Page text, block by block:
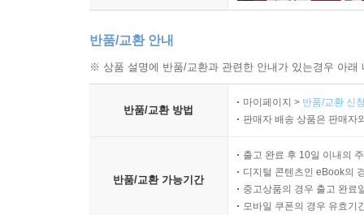
반품/교환 안내
※ 상품 설명에 반품/교환과 관련한 안내가 있는경우 아
반품/교환 방법
마이페이지 > 반품/교환 신
판매자 배송 상품은 판매자
반품/교환 가능기간
출고 완료 후 10일 이내의
디지털 콘텐츠인 eBook의
중고상품의 경우 출고 완료
모바일 쿠폰의 경우 유효기